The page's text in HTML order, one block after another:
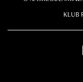
KLUB